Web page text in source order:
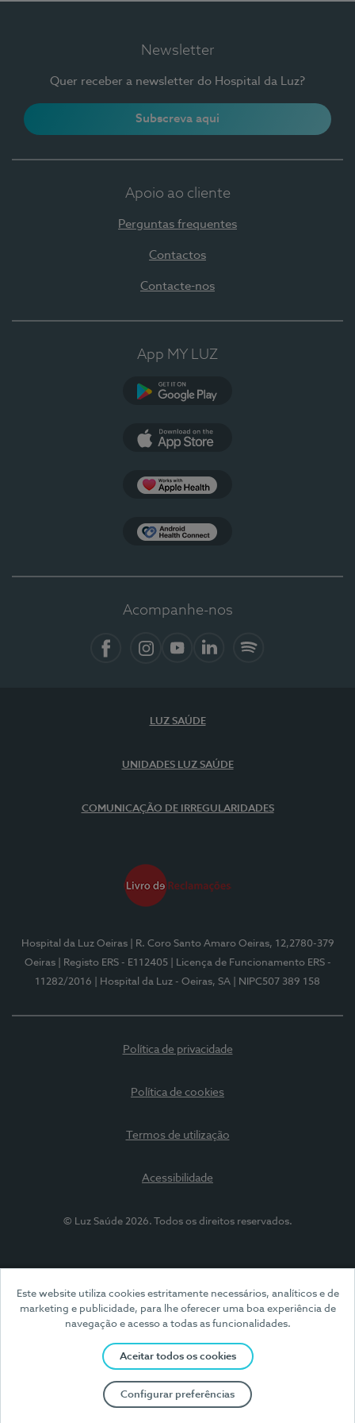
Este website utiliza cookies estritamente necessários, analíticos e de
marketing e publicidade, para lhe oferecer uma boa experiência de
navegação e acesso a todas as funcionalidades.
Aceitar todos os cookies
Configurar preferências
Newsletter
Quer receber a newsletter do Hospital da Luz?
Subscreva aqui
Apoio ao cliente
Perguntas frequentes
Contactos
Contacte-nos
App MY LUZ
Acompanhe-nos
LUZ SAÚDE
UNIDADES LUZ SAÚDE
COMUNICAÇÃO DE IRREGULARIDADES
Hospital da Luz Oeiras
| R. Coro Santo Amaro Oeiras, 12,2780-379
Oeiras
| Registo ERS - E112405
| Licença de Funcionamento ERS -
11282/2016
| Hospital da Luz - Oeiras, SA | NIPC507 389 158
Política de privacidade
Política de cookies
Termos de utilização
Acessibilidade
© Luz Saúde 2026. Todos os direitos reservados.